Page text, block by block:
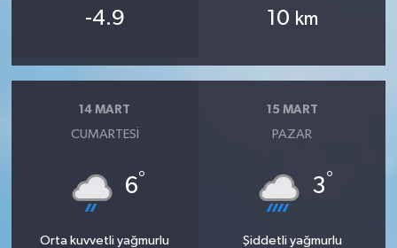
-4.9 10 km
14 MART
CUMARTESI
6°
Orta kuvvetli yağmurlu
15 MART
PAZAR
3°
Şiddetli yağmurlu